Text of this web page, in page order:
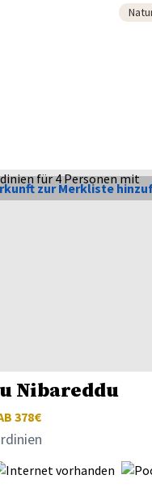
Nibareddu
378€